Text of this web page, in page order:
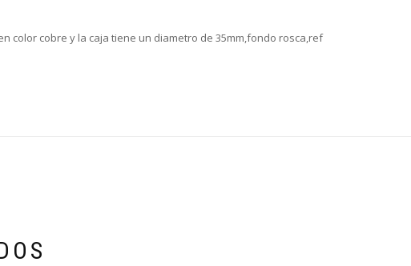
color cobre y la caja tiene un diametro de 35mm,fondo rosca,ref